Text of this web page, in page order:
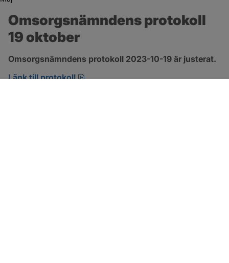
Omsorgsnämndens protokoll
19 oktober
Omsorgsnämndens protokoll 2023-10-19 är justerat.
Länk till protokoll
pdf, 360.6 kB, öppnas i nytt fönster.